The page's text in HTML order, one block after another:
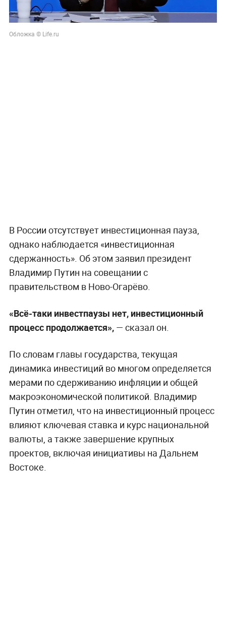
Обложка © Life.ru
В России отсутствует инвестиционная пауза,
однако наблюдается «инвестиционная
сдержанность». Об этом заявил президент
Владимир Путин на совещании с
правительством в Ново-Огарёво.
«Всё-таки инвестпаузы нет, инвестиционный
процесс продолжается»,— сказал он.
По словам главы государства, текущая
динамика инвестиций во многом определяется
мерами по сдерживанию инфляции и общей
макроэкономической политикой. Владимир
Путин отметил, что на инвестиционный процесс
влияют ключевая ставка и курс национальной
валюты, а также завершение крупных
проектов, включая инициативы на Дальнем
Востоке.